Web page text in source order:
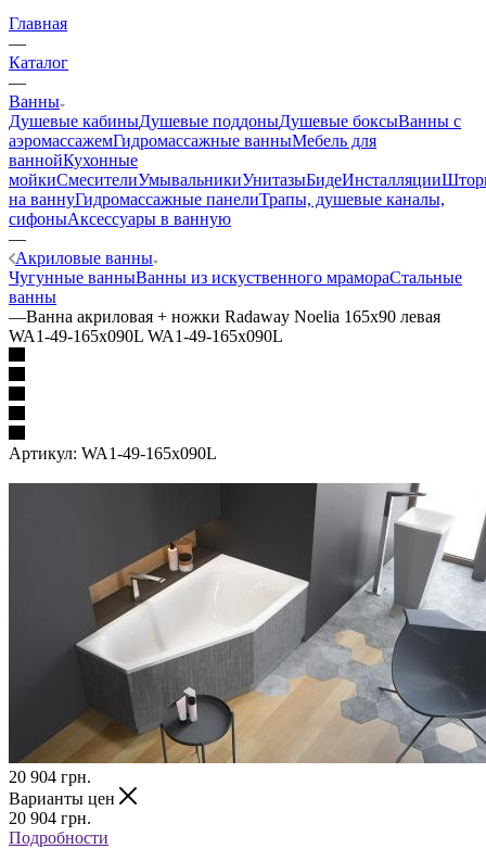
Главная
—
Каталог
—
Ванны
Душевые кабиныДушевые поддоныДушевые боксыВанны с
аэромассажемГидромассажные ванныМебель для
ваннойКухонные
мойкиСмесителиУмывальникиУнитазыБидеИнсталляции
на ваннуГидромассажные панелиТрапы, душевые каналы,
сифоныАксессуары в ванную
—
Акриловые ванны
Чугунные ванныВанны из искуственного мрамораСтальные
ванны
—Ванна акриловая + ножки Radaway Noelia 165x90 левая
WA1-49-165x090L WA1-49-165x090L
Артикул: WA1-49-165x090L
20 904 грн.
Варианты цен
20 904 грн.
Подробности